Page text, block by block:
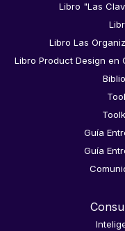
Libro "Las
Libro Las
Libro Product Design en
Guía
Guía